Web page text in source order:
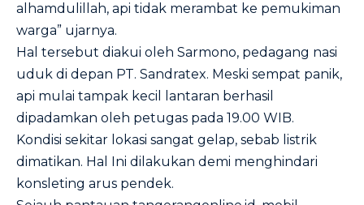
alhamdulillah, api tidak merambat ke pemukiman
warga” ujarnya.
Hal tersebut diakui oleh Sarmono, pedagang nasi
uduk di depan PT. Sandratex. Meski sempat panik,
api mulai tampak kecil lantaran berhasil
dipadamkan oleh petugas pada 19.00 WIB.
Kondisi sekitar lokasi sangat gelap, sebab listrik
dimatikan. Hal Ini dilakukan demi menghindari
konsleting arus pendek.